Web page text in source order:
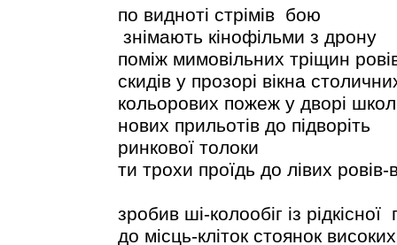
по видноті стрімів бою
знімають кінофільми з дрону
поміж мимовільних тріщин
скидів у прозорі вікна
кольорових пожеж у дворі
нових прильотів до підворіть
ринкової толоки
ти трохи проїдь до лівих ровів-
зробив ші-колообіг із
до місць-кліток стоянок